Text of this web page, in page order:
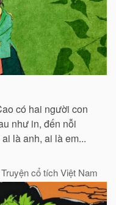
có hai người con
như in, đến nỗi
là anh, ai là em...
Truyện cổ tích Việt Nam